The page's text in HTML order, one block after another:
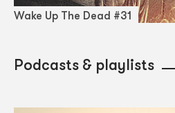
Wake Up The Dead #31
Podcasts & playlists